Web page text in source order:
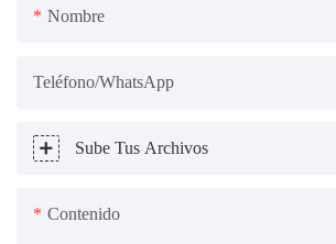
Nombre
Teléfono/WhatsApp
Sube Tus Archivos
Contenido